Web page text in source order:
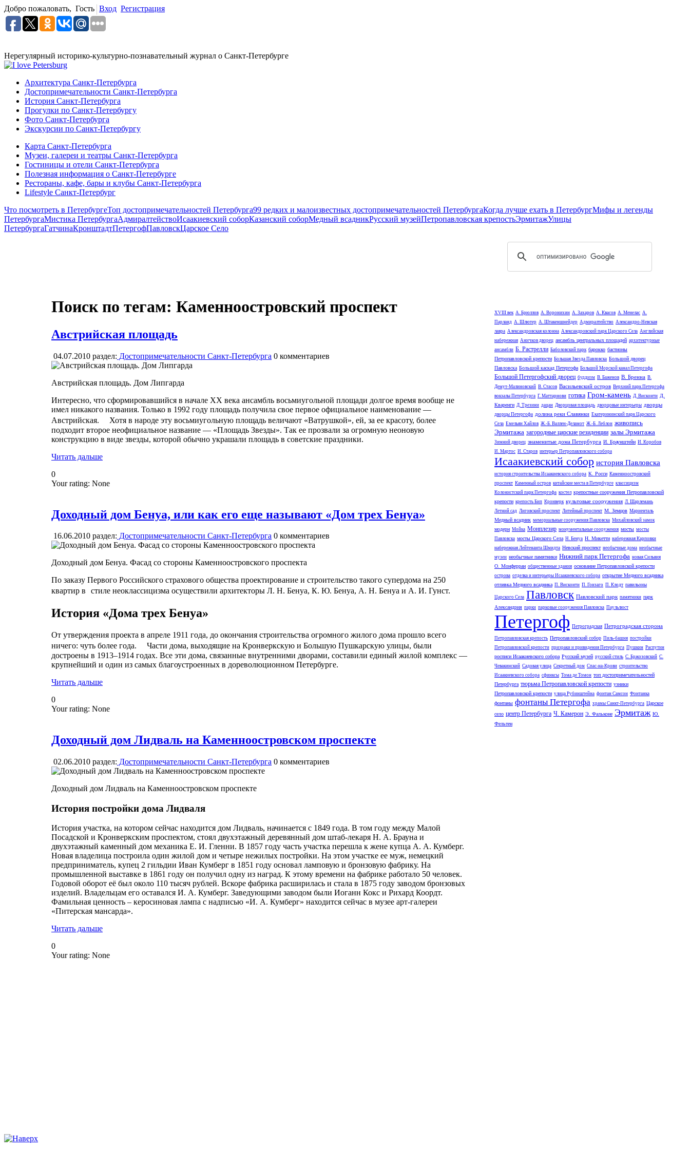
Добро пожаловать, Гость Вход Регистрация
Нерегулярный историко-культурно-познавательный журнал о Санкт-Петербурге
Архитектура Санкт-Петербурга
Достопримечательности Санкт-Петербурга
История Санкт-Петербурга
Прогулки по Санкт-Петербургу
Фото Санкт-Петербурга
Экскурсии по Санкт-Петербургу
Карта Санкт-Петербурга
Музеи, галереи и театры Санкт-Петербурга
Гостиницы и отели Санкт-Петербурга
Полезная информация о Санкт-Петербурге
Рестораны, кафе, бары и клубы Санкт-Петербурга
Lifestyle Санкт-Петербург
Что посмотреть в ПетербургеТоп достопримечательностей Петербурга99 редких и малоизвестных достопримечательностей ПетербургаКогда лучше ехать в ПетербургМифы и легенды
ПетербургаМистика ПетербургаАдмиралтействоИсаакиевский соборКазанский соборМедный всадникРусский музейПетропавловская крепостьЭрмитажУлицы
ПетербургаГатчинаКронштадтПетергофПавловскЦарское Село
Поиск по тегам: Каменноостровский проспект
Австрийская площадь
04.07.2010 раздел: Достопримечательности Санкт-Петербурга 0 комментариев
Австрийская площадь. Дом Липгарда
Интересно, что сформировавшийся в начале XX века ансамбль восьмиугольной площади долгое время вообще не
имел никакого названия. Только в 1992 году площадь получила свое первое официальное наименование —
Австрийская. Хотя в народе эту восьмиугольную площадь величают «Ватрушкой», ей, за ее красоту, более
подходит второе неофициальное название — «Площадь Звезды». Так ее прозвали за огромную неоновую
конструкцию в виде звезды, которой обычно украшали площадь в советские праздники.
Читать дальше
0
Your rating: None
Доходный дом Бенуа, или как его еще называют «Дом трех Бенуа»
16.06.2010 раздел: Достопримечательности Санкт-Петербурга 0 комментариев
Доходный дом Бенуа. Фасад со стороны Каменноостровского проспекта
По заказу Первого Российского страхового общества проектирование и строительство такого супердома на 250
квартир в стиле неоклассицизма осуществили архитекторы Л. Н. Бенуа, К. Ю. Бенуа, А. Н. Бенуа и А. И. Гунст.
История «Дома трех Бенуа»
От утверждения проекта в апреле 1911 года, до окончания строительства огромного жилого дома прошло всего
ничего: чуть более года. Части дома, выходящие на Кронверкскую и Большую Пушкарскую улицы, были
достроены в 1913–1914 годах. Все эти дома, связанные внутренними дворами, составили единый жилой комплекс —
крупнейший и один из самых благоустроенных в дореволюционном Петербурге.
Читать дальше
0
Your rating: None
Доходный дом Лидваль на Каменноостровском проспекте
02.06.2010 раздел: Достопримечательности Санкт-Петербурга 0 комментариев
Доходный дом Лидваль на Каменноостровском проспекте
История постройки дома Лидваля
История участка, на котором сейчас находится дом Лидваль, начинается с 1849 года. В том году между Малой
Посадской и Кронверкским проспектом, стоял двухэтажный деревянный дом штаб-лекаря Н. А. Брауна и
двухэтажный каменный дом механика Е. И. Гленни. В 1857 году часть участка перешла к жене купца А. А. Кумберг.
Новая владелица построила один жилой дом и четыре нежилых постройки. На этом участке ее муж, немецкий
предприниматель, купец 2 гильдии Иван Кумберг в 1851 году основал ламповую и бронзовую фабрику. На
промышленной выставке в 1861 году он получил одну из наград. К этому времени на фабрике работало 50 человек.
Годовой оборот её был около 110 тысяч рублей. Вскоре фабрика расширилась и стала в 1875 году заводом бронзовых
изделий. Владельцам его оставался И. А. Кумберг. Заведующими заводом были Иоганн Кокс и Рихард Коордт.
Фамильная ценность – керосиновая лампа с надписью «И. А. Кумберг» находится сейчас в музее арт-галереи
«Питерская мансарда».
Читать дальше
0
Your rating: None
XVIII век А. Брюллов А. Воронихин А. Захаров А. Квасов А. Менелас А.
Парланд А. Шлютер А. Штакеншнейдер Адмиралтейство Александро-Невская
лавра Александровская колонна Александровский парк Царского Села Английская
набережная Аничков дворец ансамбль центральных площадей архитектурные
ансамбли Б. Растрелли Баболовский парк барокко бастионы
Петропавловской крепости Большая Звезда Павловска Большой дворец
Павловска Большой каскад Петергофа Большой Морской канал Петергофа
Большой Петергофский дворец буддизм В. Баженов В. Бренна В.
Демут-Малиновский В. Стасов Васильевский остров Верхний парк Петергофа
вокзалы Петербурга Г. Маттарнови готика Гром-камень Д. Висконти Д.
Кваренги Д. Трезини дацан Дворцовая площадь дворцовые интерьеры дворцы
дворцы Петергофа долина реки Славянки Екатерининский парк Царского
Села Емельян Хайлов Ж.-Б. Валлен-Деламот Ж.-Б. Леблон живопись
Эрмитажа загородные царские резиденции залы Эрмитажа
Зимний дворец знаменитые дома Петербурга И. Браунштейн И. Коробов
И. Мартос И. Старов интерьер Петропавловского собора
Исаакиевский собор история Павловска
история строительства Исаакиевского собора К. Росси Каменноостровский
проспект Каменный остров китайские места в Петербурге классицизм
Колонистский парк Петергофа костел крепостные сооружения Петропавловской
крепости крепость Бип Кронверк культовые сооружения Л. Шарлемань
Летний сад Лиговский проспект Литейный проспект М. Земцов Мариенталь
Медный всадник мемориальные сооружения Павловска Михайловский замок
модерн Мойка Монплезир монументальные сооружения мосты мосты
Павловска мосты Царского Села Н. Бенуа Н. Микетти набережная Карповки
набережная Лейтенанта Шмидта Невский проспект необычные дома необычные
музеи необычные памятники Нижний парк Петергофа новая Сильвия
О. Монферран общественные здания основание Петропавловской крепости
острова отделка и интерьеры Исаакиевского собора открытие Медного всадника
отливка Медного всадника П. Висконти П. Гонзаго П. Клодт павильоны
Царского Села Павловск Павловский парк памятники парк
Александрия парки парковые сооружения Павловска Паульлюст
Петергоф Петроградская Петроградская сторона
Петропавловская крепость Петропавловский собор Пиль-башня постройки
Петропавловской крепости призраки и привидения Петербурга Пушкин Распутин
росписи Исаакиевского собора Русский музей русский стиль С. Бржозовский С.
Чевакинский Садовая улица Секретный дом Спас-на-Крови строительство
Исаакиевского собора сфинксы Тома де Томон топ достопримечательностей
Петербурга тюрьма Петропавловской крепости узники
Петропавловской крепости улица Рубинштейна фонтан Самсон Фонтанка
фонтаны фонтаны Петергофа храмы Санкт-Петербурга Царское
село центр Петербурга Ч. Камерон Э. Фальконе Эрмитаж Ю.
Фельтен